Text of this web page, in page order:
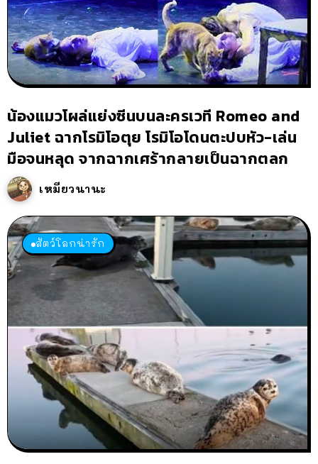
น้องแมวโผล่แย่งซีนบนละครเวที Romeo and
Juliet ฉากโรมิโอตุย โรมิโอโดนตะปบหัว-เล่น
มือจนหลุด จากฉากเศร้ากลายเป็นฉากตลก
เหมียวนานะ
สัตว์โลกน่ารัก